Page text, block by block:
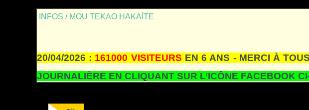
INFOS / MOU TEKAO HAKAÌTE
20/04/2026 : 161000 VISITEURS EN 6 ANS - MERCI À
JOURNALIÈRE EN CLIQUANT SUR L’ICÔNE FACEBOOK